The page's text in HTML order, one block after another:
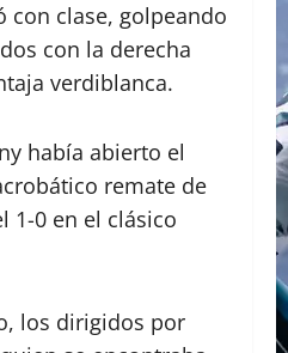
con clase, golpeando
con la derecha
verdiblanca.
había abierto el
remate de
1-0 en el clásico
los dirigidos por